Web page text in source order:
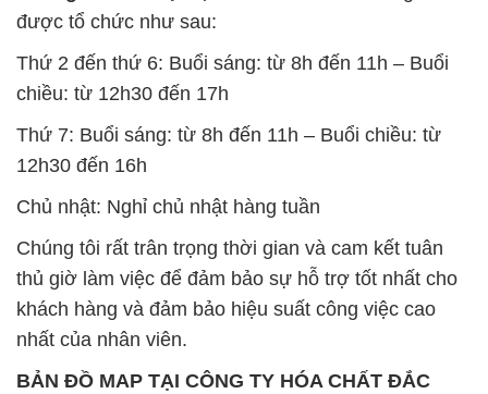
được tổ chức như sau:
Thứ 2 đến thứ 6: Buổi sáng: từ 8h đến 11h – Buổi
chiều: từ 12h30 đến 17h
Thứ 7: Buổi sáng: từ 8h đến 11h – Buổi chiều: từ
12h30 đến 16h
Chủ nhật: Nghỉ chủ nhật hàng tuần
Chúng tôi rất trân trọng thời gian và cam kết tuân
thủ giờ làm việc để đảm bảo sự hỗ trợ tốt nhất cho
khách hàng và đảm bảo hiệu suất công việc cao
nhất của nhân viên.
BẢN ĐỒ MAP TẠI CÔNG TY HÓA CHẤT ĐẮC